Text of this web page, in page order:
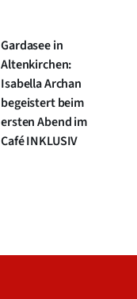
Gardasee in
Altenkirchen:
Isabella Archan
begeistert beim
ersten Abend im
Café INKLUSIV